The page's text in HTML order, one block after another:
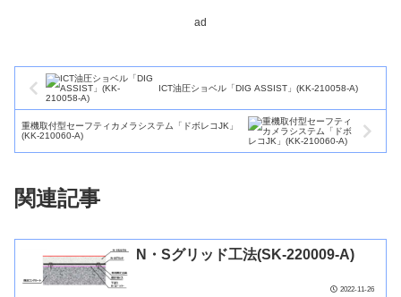
ad
ICT油圧ショベル「DIG ASSIST」(KK-210058-A)
重機取付型セーフティカメラシステム「ドボレコJK」
(KK-210060-A)
関連記事
N・Sグリッド工法(SK-220009-A)
2022-11-26